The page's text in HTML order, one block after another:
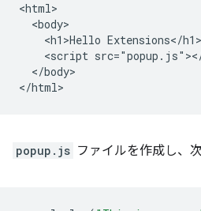
<html>
  <body>
    <h1>Hello Extensions</h1>
<script
  </body>
popup.js ファイルを作成し、